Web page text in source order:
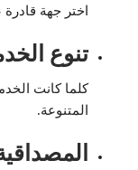
اختر جهة
تنوع
كلما كانت
المتنوعة.